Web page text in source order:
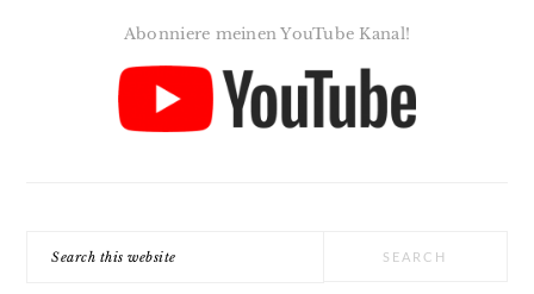
Abonniere meinen YouTube Kanal!